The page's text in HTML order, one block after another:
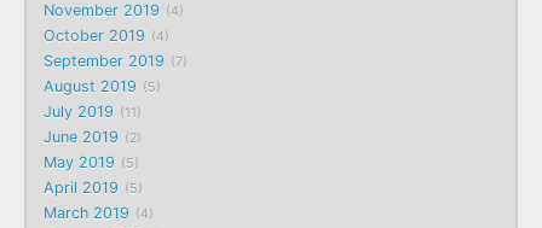
November 2019 4
October 2019 4
September 2019 7
August 2019 5
July 2019 11
June 2019 2
May 2019 5
April 2019 5
March 2019 4